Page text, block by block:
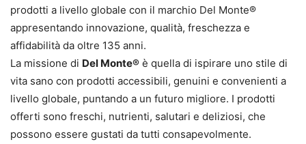
prodotti a livello globale con il marchio Del Monte®
appresentando innovazione, qualità, freschezza e
affidabilità da oltre 135 anni.
La missione di Del Monte® è quella di ispirare uno stile di
vita sano con prodotti accessibili, genuini e convenienti a
livello globale, puntando a un futuro migliore. I prodotti
offerti sono freschi, nutrienti, salutari e deliziosi, che
possono essere gustati da tutti consapevolmente.